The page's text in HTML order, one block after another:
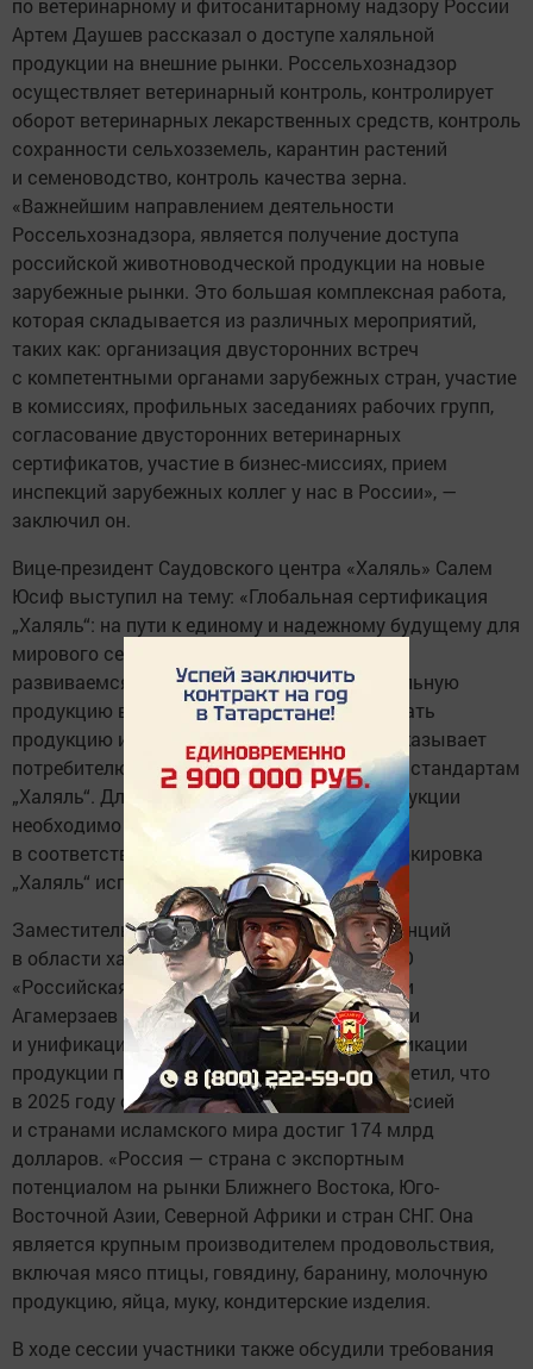
по ветеринарному и фитосанитарному надзору России
Артем Даушев рассказал о доступе халяльной
продукции на внешние рынки. Россельхознадзор
осуществляет ветеринарный контроль, контролирует
оборот ветеринарных лекарственных средств, контроль
сохранности сельхозземель, карантин растений
и семеноводство, контроль качества зерна.
«Важнейшим направлением деятельности
Россельхознадзора, является получение доступа
российской животноводческой продукции на новые
зарубежные рынки. Это большая комплексная работа,
которая складывается из различных мероприятий,
таких как: организация двусторонних встреч
с компетентными органами зарубежных стран, участие
в комиссиях, профильных заседаниях рабочих групп,
согласование двусторонних ветеринарных
сертификатов, участие в бизнес-миссиях, прием
инспекций зарубежных коллег у нас в России», —
заключил он.
Вице-президент Саудовского центра «Халяль» Салем
Юсиф выступил на тему: «Глобальная сертификация
„Халяль“: на пути к единому и надежному будущему для
мирового сектора». Он сказал: «Мы сейчас
развиваемся в этой сфере, и спрос на халяльную
продукцию высок. Нам важно экспортировать
продукцию из России. Логотип „Халяль“ показывает
потребителю, что продукция соответствует стандартам
„Халяль“. Для указания этого знака на продукции
необходимо проходить сертификацию
в соответствующем органе. Всемирная маркировка
„Халяль“ используется во многих странах».
Заместитель руководителя центра компетенций
в области халяльной продукции и услуг АНО
«Российская система качества» Ташохаджи
Агамерзаев рассказал о совершенствовании
и унификации российской системы сертификации
продукции по стандартам «Халяль». Он отметил, что
в 2025 году общий товарооборот между Россией
и странами исламского мира достиг 174 млрд
долларов. «Россия — страна с экспортным
потенциалом на рынки Ближнего Востока, Юго-
Восточной Азии, Северной Африки и стран СНГ. Она
является крупным производителем продовольствия,
включая мясо птицы, говядину, баранину, молочную
продукцию, яйца, муку, кондитерские изделия.
В ходе сессии участники также обсудили требования